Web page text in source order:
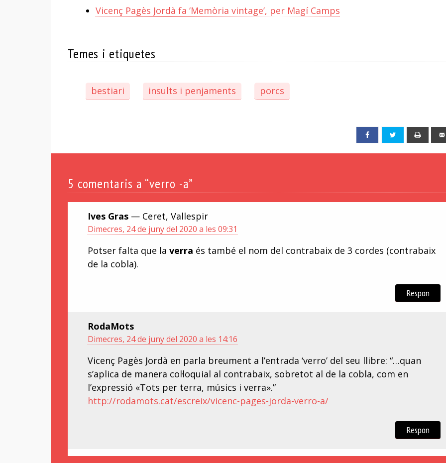
Vicenç Pagès Jordà fa ‘Memòria vintage’, per Magí Camps
Temes i etiquetes
bestiari insults i penjaments porcs
Facebook Twitter
5 comentaris a “verro -a”
Ives Gras — Ceret, Vallespir
Dimecres, 24 de juny del 2020 a les 09:31
Potser falta que laverra és també el nom del contrabaix de 3 cordes (contrabaix
de la cobla).
Respon
RodaMots
Dimecres, 24 de juny del 2020 a les 14:16
Vicenç Pagès Jordà en parla breument a l’entrada ‘verro’ del seu llibre: “…quan
s’aplica de manera col·loquial al contrabaix, sobretot al de la cobla, com en
l’expressió «Tots per terra, músics i verra».”
http://rodamots.cat/escreix/vicenc-pages-jorda-verro-a/
Respon